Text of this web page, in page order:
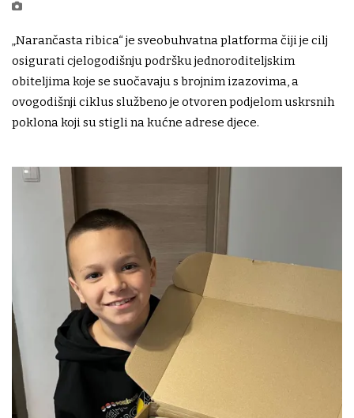
„Narančasta ribica“ je sveobuhvatna platforma čiji je cilj
osigurati cjelogodišnju podršku jednoroditeljskim
obiteljima koje se suočavaju s brojnim izazovima, a
ovogodišnji ciklus službeno je otvoren podjelom uskrsnih
poklona koji su stigli na kućne adrese djece.